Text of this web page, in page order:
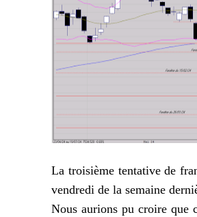
La troisième tentative de
vendredi de la semaine
Nous aurions pu croire que